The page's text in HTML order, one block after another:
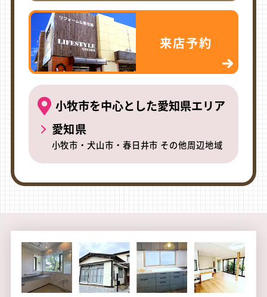
来店予約
小牧市を中心とした愛知県エリア
愛知県
小牧市・犬山市・春日井市 その他周辺地域